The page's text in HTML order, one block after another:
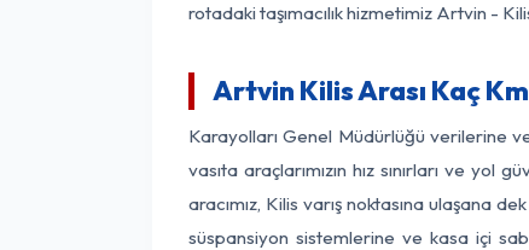
rotadaki taşımacılık hizmetimiz Artvin -
Artvin Kilis Arası Kaç
Karayolları Genel Müdürlüğü verilerine
vasıta araçlarımızın hız sınırları ve
aracımız, Kilis varış noktasına ulaşana
süspansiyon sistemlerine ve kasa içi